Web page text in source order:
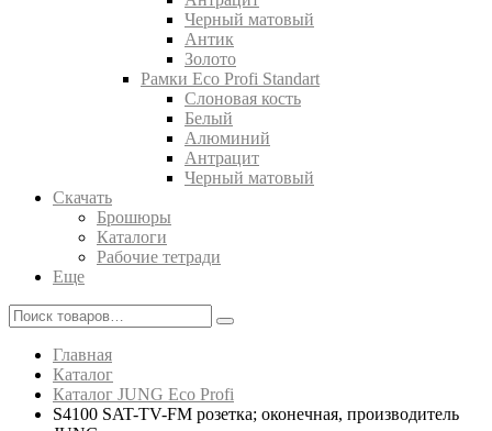
Черный матовый
Антик
Золото
Рамки Eco Profi Standart
Слоновая кость
Белый
Алюминий
Антрацит
Черный матовый
Скачать
Брошюры
Каталоги
Рабочие тетради
Еще
Главная
Каталог
Каталог JUNG Eco Profi
S4100 SAT-TV-FM розетка; оконечная, производитель